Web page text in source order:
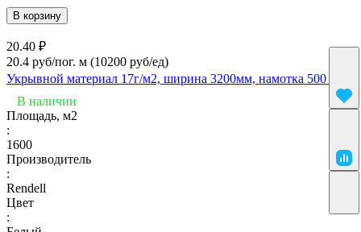
В корзину
20.40 ₽
20.4 руб/пог. м (10200 руб/eд)
Укрывной материал 17г/м2, ширина 3200мм, намотка 500 п.м.
В наличии
Площадь, м2
:
1600
Производитель
:
Rendell
Цвет
: